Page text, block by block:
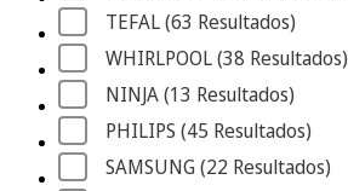
TEFAL (63 Resultados)
WHIRLPOOL (38 Resultados)
NINJA (13 Resultados)
PHILIPS (45 Resultados)
SAMSUNG (22 Resultados)